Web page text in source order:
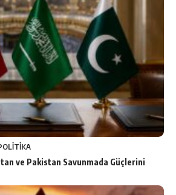
ve Pakistan Savunmada Güçlerini